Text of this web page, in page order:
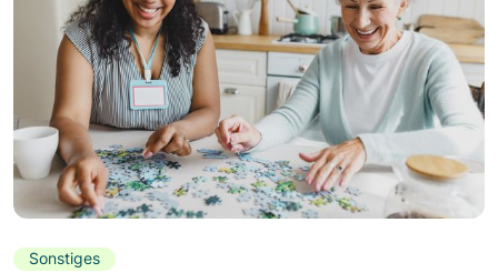
Sonstiges